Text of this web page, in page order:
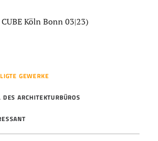
Köln Bonn 03|23)
GEWERKE
ARCHITEKTURBÜROS